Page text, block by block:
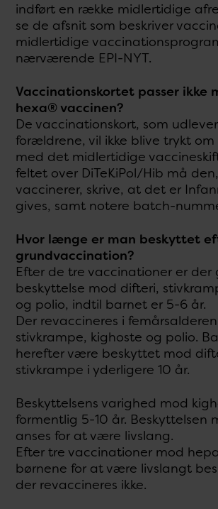
indført en række midlertidige
se de afsnit som beskriver
midlertidige
nærværende EPI-NYT.
Vaccinationskortet passer ikke
hexa® vaccinen?
De vaccinationskort, som
forældrene, vil ikke blive trykt om
med det midlertidige
feltet over DiTeKiPol/Hib må
vaccinerer, skrive, at det er
gives, samt notere batch-
Hvor længe er man beskyttet
grundvaccination?
Efter de tre vaccinationer er der
beskyttelse mod difteri,
og polio, indtil barnet er 5-6 år.
Der revaccineres i
stivkrampe, kighoste og polio.
herefter være beskyttet mod
stivkrampe i yderligere 10 år.
Beskyttelsens varighed mod
formentlig 5-10 år. Beskyttelsen
anses for at være livslang.
Efter tre vaccinationer mod
børnene for at være livslangt
der revaccineres ikke.